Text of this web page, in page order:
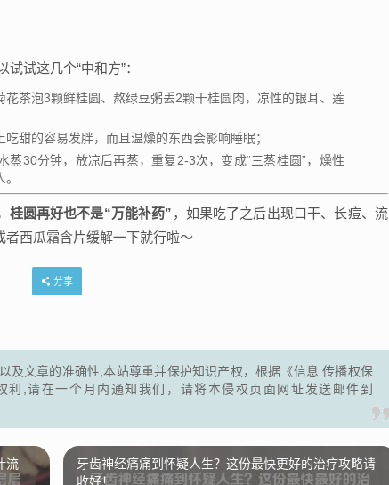
试这几个“中和方”：
花茶泡3颗鲜桂圆、熬绿豆粥丢2颗干桂圆肉，凉性的银耳、莲
吃甜的容易发胖，而且温燥的东西会影响睡眠；
蒸30分钟，放凉后再蒸，重复2-3次，变成“三蒸桂圆”，燥性
桂圆再好也不是“万能补药” ，如果吃了之后出现口干、长痘、流
西瓜霜含片缓解一下就行啦～
分享
及文章的准确性,本站尊重并保护知识产权，根据《信息 传播权保
,请在一个月内通知我们，请将本侵权页面网址发送邮件到
流
牙齿神经痛痛到怀疑人生？这份最快更好的治疗攻略请
收好！